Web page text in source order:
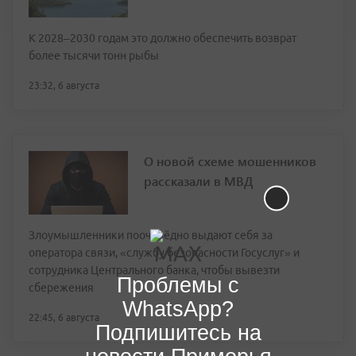
К 2028–2030 годам это должно обеспечить возврат
более тысячи тонн рыбы
23:32, 6 августа
О новой схеме мошенников
рассказали в МВД
Злоумышленники поочерёдно выдают себя за
оператора связи, «службу безопасности Госуслуг» и
сотрудника Центрального банка, чтобы вывезти
сбережения
22:45, 6 августа
Проблемы с
WhatsApp?
Подпишитесь на